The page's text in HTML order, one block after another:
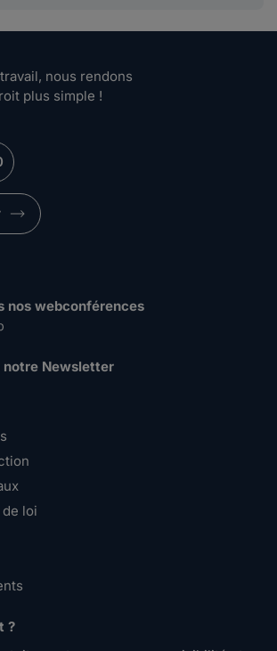
nous rendons
plus simple !
nos webconférences
Newsletter
loi
?